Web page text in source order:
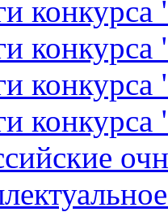
конкурса